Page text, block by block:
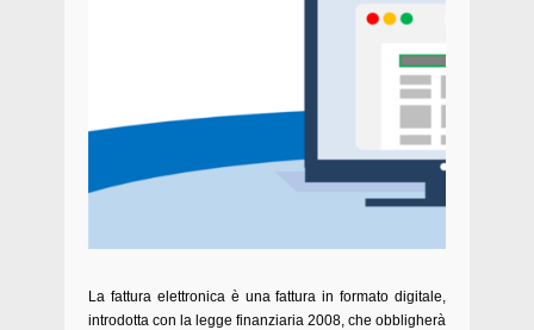
La fattura elettronica è una fattura in formato digitale,
introdotta con la legge finanziaria 2008, che obbligherà